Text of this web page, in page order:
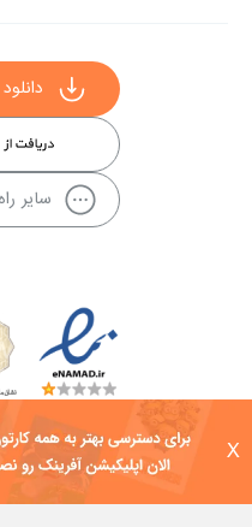
X
سایر
کلیه حقوق این سایت به شرکت